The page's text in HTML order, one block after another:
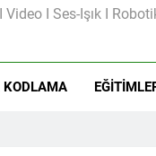
I Ses-Işık I
KODLAMA